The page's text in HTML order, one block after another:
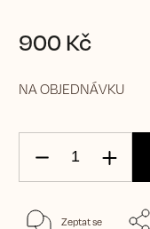
900 Kč
NA OBJEDNÁVKU
Zeptat se